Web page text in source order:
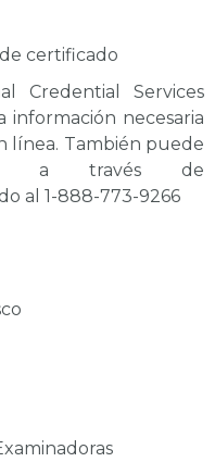
certificado
Credential Services
información necesaria
línea. También puede
a través de
al 1-888-773-9266